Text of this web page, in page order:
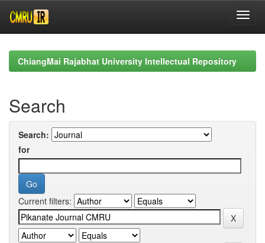
navigationChiangMai Rajabhat University Intellectual Repository
Search
Search:
for
Current filters: